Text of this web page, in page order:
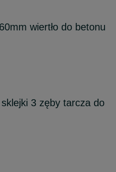
wiertło do betonu
3 zęby tarcza do